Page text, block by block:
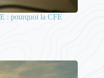
: pourquoi la CFE